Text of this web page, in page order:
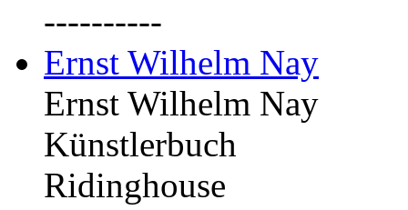
----------
Ernst Wilhelm Nay
Ernst Wilhelm Nay
Künstlerbuch
Ridinghouse